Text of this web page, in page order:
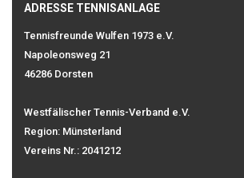
ADRESSE TENNISANLAGE
Tennisfreunde Wulfen 1973 e.V.
Napoleonsweg 21
46286 Dorsten
Westfälischer Tennis-Verband e.V.
Region: Münsterland
Vereins Nr.: 2041212